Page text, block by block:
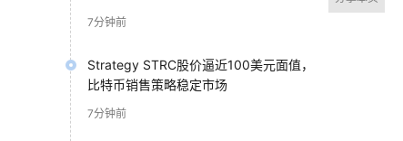
7分钟前
Strategy STRC股价逼近100美元面值，
比特币销售策略稳定市场
7分钟前